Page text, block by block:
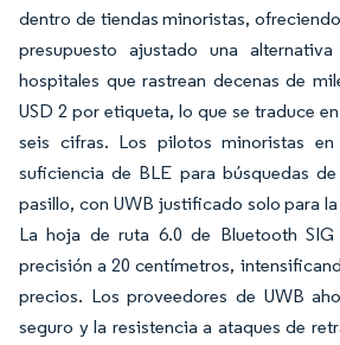
dentro de tiendas minoristas,
presupuesto ajustado una
hospitales que rastrean decenas de
USD 2 por etiqueta, lo que se traduce
seis cifras. Los pilotos minoristas en
suficiencia de BLE para búsquedas
pasillo, con UWB justificado solo para
La hoja de ruta 6.0 de Bluetooth
precisión a 20 centímetros,
precios. Los proveedores de UWB
seguro y la resistencia a ataques de